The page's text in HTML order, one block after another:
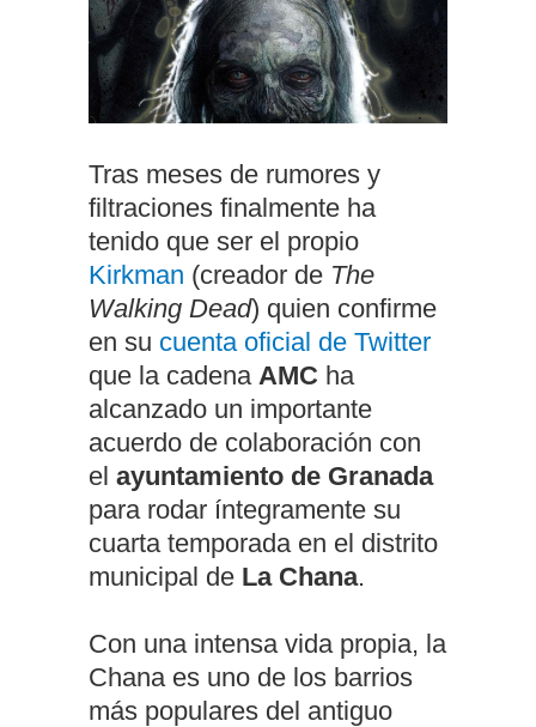
Tras meses de rumores y
filtraciones finalmente ha
tenido que ser el propio
Kirkman (creador de The
Walking Dead) quien confirme
en su cuenta oficial de Twitter
que la cadena AMC ha
alcanzado un importante
acuerdo de colaboración con
el ayuntamiento de Granada
para rodar íntegramente su
cuarta temporada en el distrito
municipal de La Chana.
Con una intensa vida propia, la
Chana es uno de los barrios
más populares del antiguo